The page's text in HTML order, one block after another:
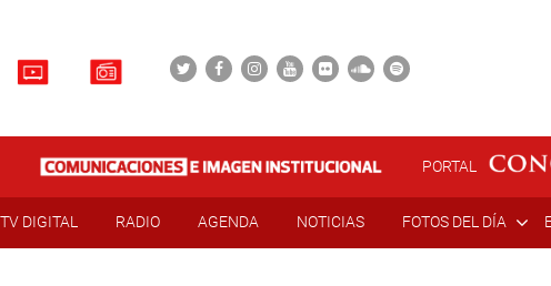
PORTAL
TV DIGITAL RADIO AGENDA NOTICIAS FOTOS DEL DÍA